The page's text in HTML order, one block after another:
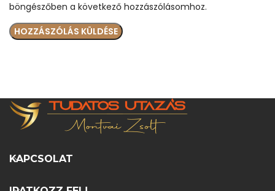
böngészőben a következő hozzászólásomhoz.
KAPCSOLAT